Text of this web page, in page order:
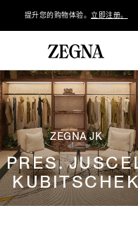
提升您的购物体验。 立即注册。
ZEGNA JK
PRES.